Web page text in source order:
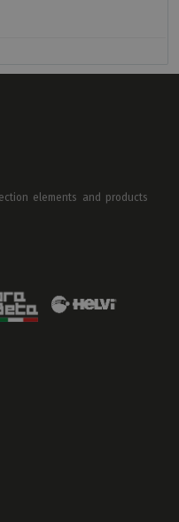
elements and products